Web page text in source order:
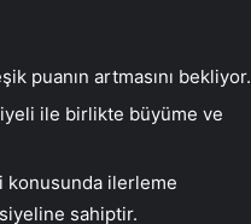
puanın artmasını bekliyor.
ile birlikte büyüme ve
konusunda ilerleme
sahiptir.